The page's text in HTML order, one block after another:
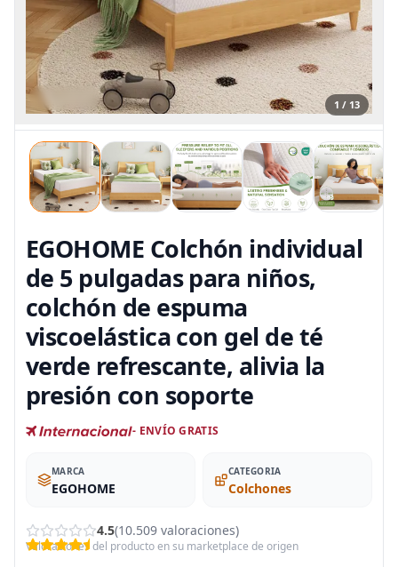
1 / 13
EGOHOME Colchón individual
de 5 pulgadas para niños,
colchón de espuma
viscoelástica con gel de té
verde refrescante, alivia la
presión con soporte
- ENVÍO GRATIS
MARCA
EGOHOME
CATEGORIA
Colchones
4.5(10.509 valoraciones)
Valoraciones del producto en su marketplace de origen